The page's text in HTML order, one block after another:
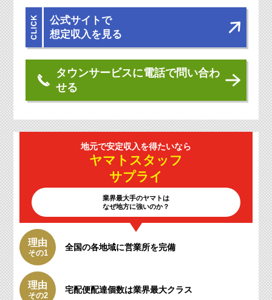
公式サイトで
想定収入を見る
タウンサービスに電話で問い合わ
せる
地元で安定収入を得たいなら
ヤマトスタッフ
サプライ
業界最大手のヤマトは
なぜ地方に強いのか？
理由
その1
全国の各地域に営業所を完備
理由
その2
宅配便配達個数は業界最大クラス